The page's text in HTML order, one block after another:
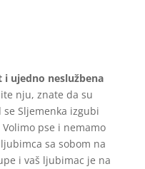
ujedno neslužbena
nju, znate da su
Sljemenka izgubi
pse i nemamo
sa sobom na
i vaš ljubimac je na